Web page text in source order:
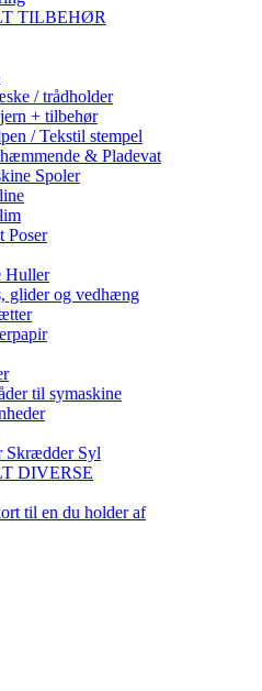
TILBEHØR
/ trådholder
+ tilbehør
/ Tekstil stempel
& Pladevat
Spoler
Poser
Huller
glider og vedhæng
til symaskine
Skrædder Syl
DIVERSE
til en du holder af